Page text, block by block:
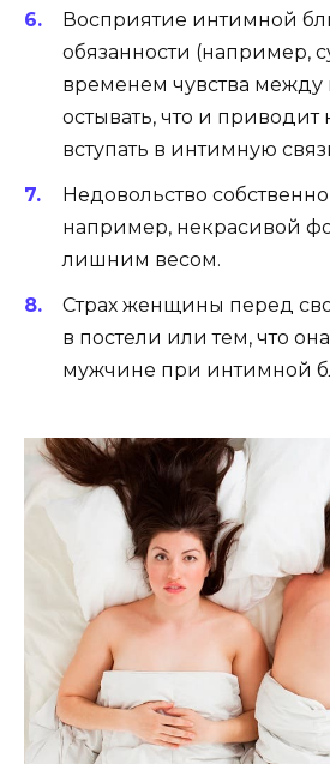
Восприятие интимной
обязанности (например,
временем чувства между
остывать, что и
вступать в интимную
Недовольство
например, некрасивой
лишним весом.
Страх женщины перед
в постели или тем, что
мужчине при интимной